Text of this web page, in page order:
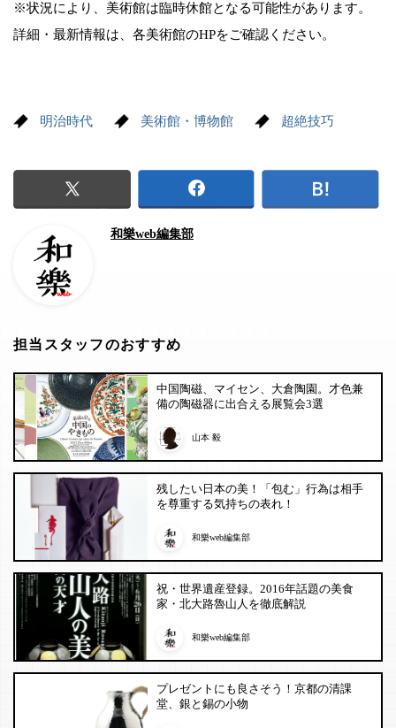
※状況により、美術館は臨時休館となる可能性があります。
詳細・最新情報は、各美術館のHPをご確認ください。
明治時代 美術館・博物館 超絶技巧
和樂web編集部
担当スタッフのおすすめ
中国陶磁、マイセン、大倉陶園。才色兼
備の陶磁器に出合える展覧会3選
山本 毅
残したい日本の美！「包む」行為は相手
を尊重する気持ちの表れ！
和樂web編集部
祝・世界遺産登録。2016年話題の美食
家・北大路魯山人を徹底解説
和樂web編集部
プレゼントにも良さそう！京都の清課
堂、銀と錫の小物